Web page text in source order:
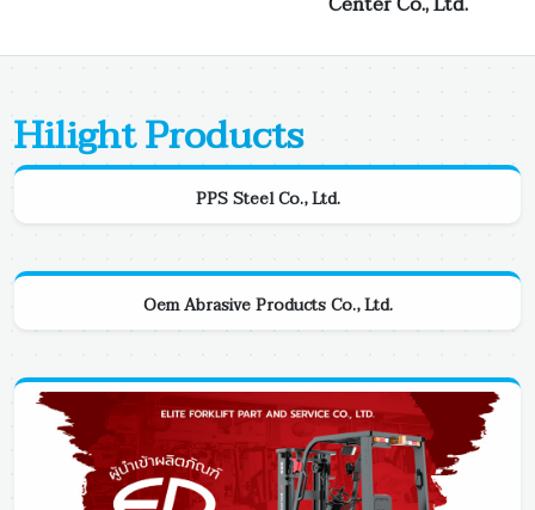
Hilight Products
PPS Steel Co., Ltd.
Oem Abrasive Products Co., Ltd.